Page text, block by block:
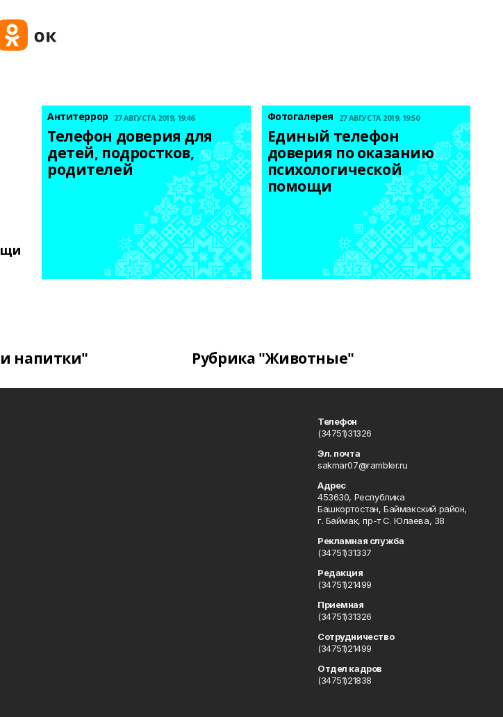
Антитеррор 27 АВГУСТА 2019, 19:46
Телефон доверия для
детей, подростков,
родителей
Фотогалерея 27 АВГУСТА 2019, 19:50
Единый телефон
доверия по оказанию
психологической
помощи
напитки" Рубрика "Животные"
Телефон
(34751)31326
Эл. почта
sakmar07@rambler.ru
Адрес
453630, Республика
Башкортостан, Баймакский район,
г. Баймак, пр-т С. Юлаева, 38
Рекламная служба
(34751)31337
Редакция
(34751)21499
Приемная
(34751)31326
Сотрудничество
(34751)21499
Отдел кадров
(34751)21838